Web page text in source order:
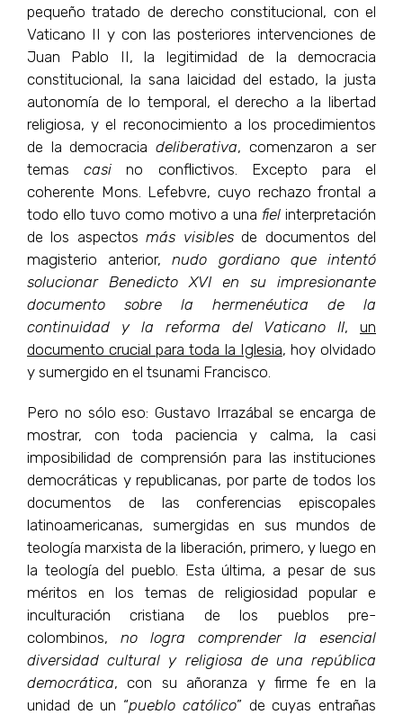
pequeño tratado de derecho constitucional, con el
Vaticano II y con las posteriores intervenciones de
Juan Pablo II, la legitimidad de la democracia
constitucional, la sana laicidad del estado, la justa
autonomía de lo temporal, el derecho a la libertad
religiosa, y el reconocimiento a los procedimientos
de la democracia deliberativa, comenzaron a ser
temas casino conflictivos. Excepto para el
coherente Mons. Lefebvre, cuyo rechazo frontal a
todo ello tuvo como motivo a una fiel interpretación
de los aspectosmás visiblesde documentos del
magisterio anterior,nudo gordiano que intentó
solucionar Benedicto XVI en su impresionante
documento sobre la hermenéutica de la
continuidad y la reforma del Vaticano II, un
documento crucial para toda la Iglesia, hoy olvidado
y sumergido en el tsunami Francisco.
Pero no sólo eso: Gustavo Irrazábal se encarga de
mostrar, con toda paciencia y calma, la casi
imposibilidad de comprensión para las instituciones
democráticas y republicanas, por parte de todos los
documentos de las conferencias episcopales
latinoamericanas, sumergidas en sus mundos de
teología marxista de la liberación, primero, y luego en
la teología del pueblo. Esta última, a pesar de sus
méritos en los temas de religiosidad popular e
inculturación cristiana de los pueblos pre-
colombinos, no logra comprender la esencial
diversidad cultural y religiosa de una república
democrática, con su añoranza y firme fe en la
unidad de un “pueblo católico” de cuyas entrañas